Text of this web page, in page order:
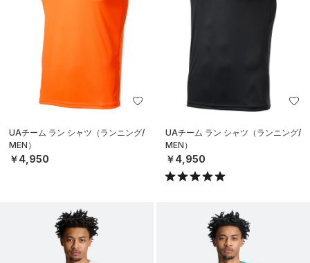
UAチーム ラン シャツ（ランニング/
MEN）
￥4,950
UAチーム ラン シャツ（ランニング/
MEN）
￥4,950